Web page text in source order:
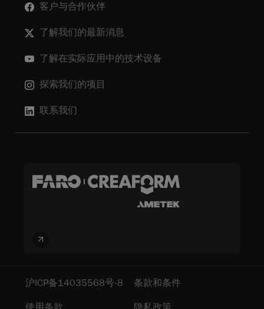
客户与合作伙伴
了解我们的最新消息
了解在实际应用中的技术设备
探索我们的项目
联系我们
沪ICP备14035568号-8 条款和条件